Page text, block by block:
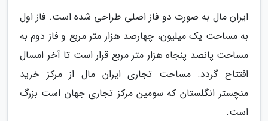
ایران مال به صورت دو فاز اصلی طراحی شده است. فاز اول
به مساحت یک میلیون، چهارصد هزار متر مربع و فاز دوم به
مساحت پانصد پنجاه هزار متر مربع قرار است تا آخر امسال
افتتاح گردد. مساحت تجاری ایران مال از مرکز خرید
منچستر انگلستان که سومین مرکز تجاری جهان است بزرگ
است.